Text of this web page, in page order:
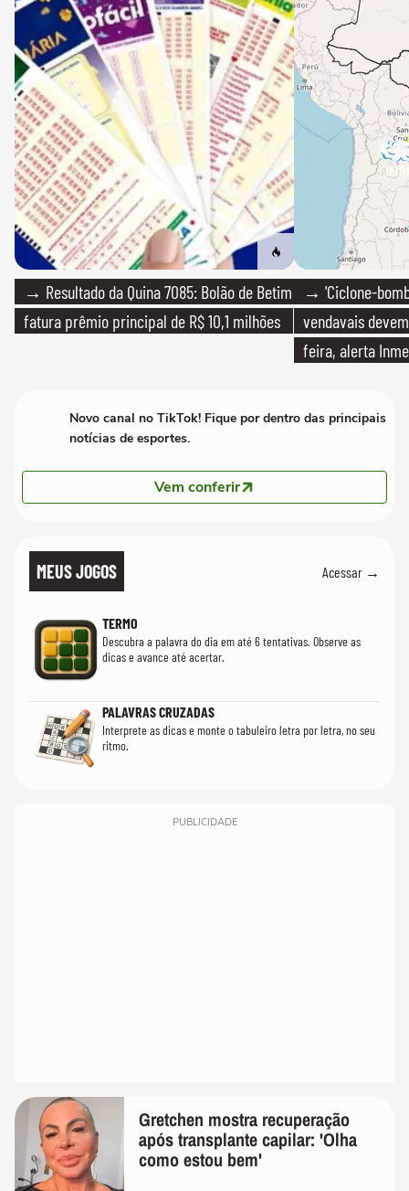
→ Resultado da Quina 7085: Bolão de Betim
fatura prêmio principal de R$ 10,1 milhões
→ 'Ciclone-
vendavais
feira, alerta
Novo canal no TikTok! Fique por dentro das principais
notícias de esportes.
Vem conferir
MEUS JOGOS Acessar →
TERMO
Descubra a palavra do dia em até 6 tentativas. Observe as
dicas e avance até acertar.
PALAVRAS CRUZADAS
Interprete as dicas e monte o tabuleiro letra por letra, no seu
ritmo.
PUBLICIDADE
Gretchen mostra recuperação
após transplante capilar: 'Olha
como estou bem'